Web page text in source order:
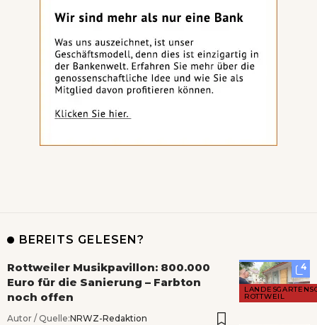
BEREITS GELESEN?
4
ROTTWEIL
Rottweiler Musikpavillon: 800.000
Euro für die Sanierung – Farbton
noch offen
Autor / Quelle:NRWZ-Redaktion